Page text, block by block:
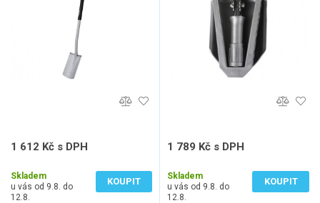
1 612 Kč s DPH
Skladem
u vás od 9.8. do
12.8.
KOUPIT
1 789 Kč s DPH
Skladem
u vás od 9.8. do
12.8.
KOUPIT